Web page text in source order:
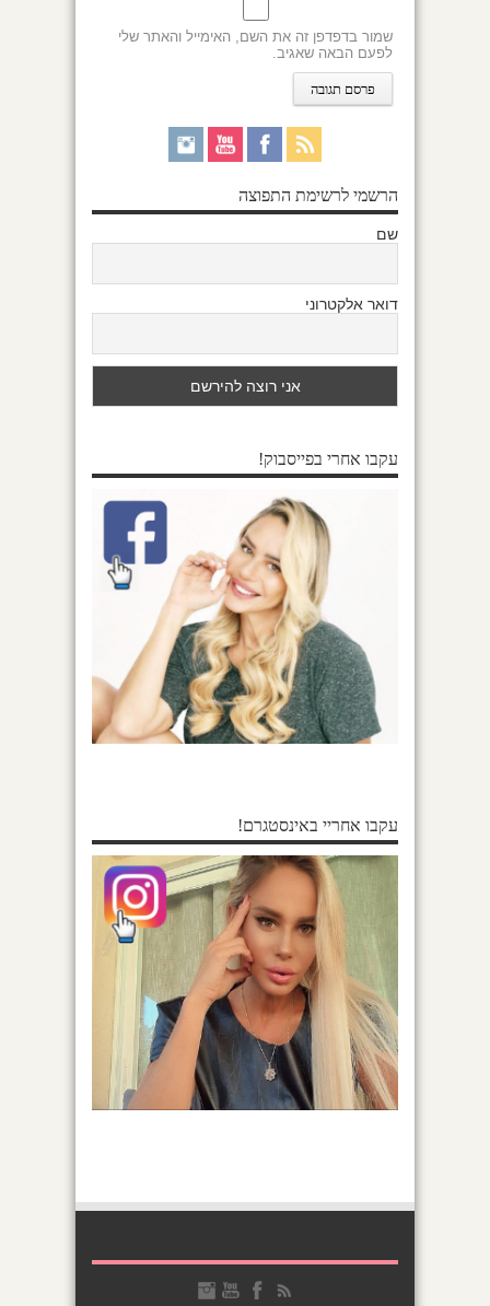
שמור בדפדפן זה את השם, האימייל והאתר שלי
לפעם הבאה שאגיב.
הרשמי לרשימת התפוצה
שם
דואר אלקטרוני
עקבו אחרי בפייסבוק!
עקבו אחריי באינסטגרם!